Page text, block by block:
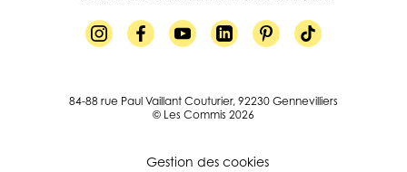
84-88 rue Paul Vaillant Couturier, 92230 Gennevilliers
© Les Commis 2026
Gestion des cookies